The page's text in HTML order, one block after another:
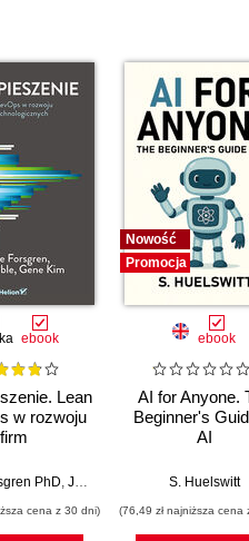
ebook
Lean
w rozwoju
firm
PhD, Jez Humble Gene Kim
cena z 30 dni)
Nowość
Promocja
ebook
AI for Anyone.
Beginner's
AI
S. Huelswitt
(76,49 zł najniższa cena